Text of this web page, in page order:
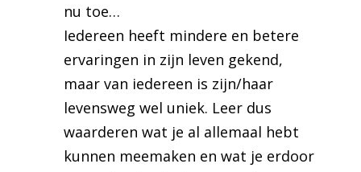
nu toe…
Iedereen heeft mindere en betere
ervaringen in zijn leven gekend,
maar van iedereen is zijn/haar
levensweg wel uniek. Leer dus
waarderen wat je al allemaal hebt
kunnen meemaken en wat je erdoor